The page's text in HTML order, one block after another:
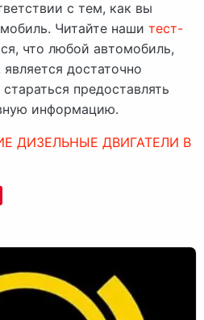
с тем, как вы
Читайте наши тест-
что любой автомобиль,
достаточно
предоставлять
информацию.
ДИЗЕЛЬНЫЕ ДВИГАТЕЛИ В